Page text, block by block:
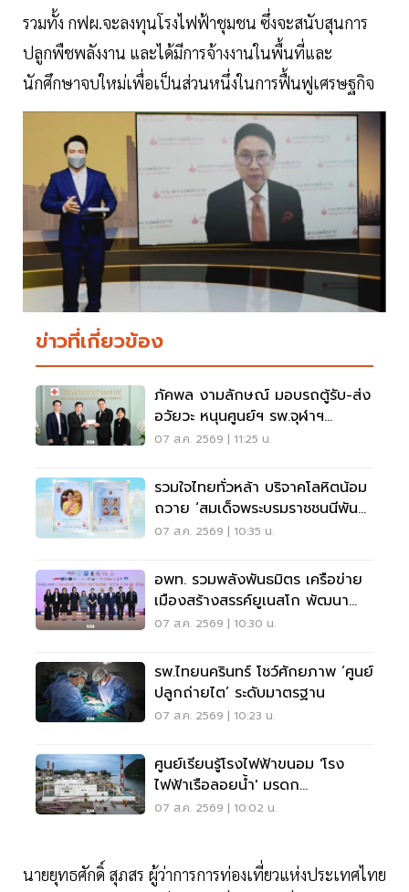
รวมทั้ง กฟผ.จะลงทุนโรงไฟฟ้าชุมชน ซึ่งจะสนับสุนการ
ปลูกพืชพลังงาน และได้มีการจ้างงานในพื้นที่และ
นักศึกษาจบใหม่เพื่อเป็นส่วนหนึ่งในการฟื้นฟูเศรษฐกิจ
ข่าวที่เกี่ยวข้อง
ภัคพล งามลักษณ์ มอบรถตู้รับ-ส่ง
อวัยวะ หนุนศูนย์ฯ รพ.จุฬาฯ
สภากาชาดไทย
07 ส.ค. 2569 | 11:25 น.
รวมใจไทยทั่วหล้า บริจาคโลหิตน้อม
ถวาย ‘สมเด็จพระบรมราชชนนีพันปี
หลวง’
07 ส.ค. 2569 | 10:35 น.
อพท. รวมพลังพันธมิตร เครือข่าย
เมืองสร้างสรรค์ยูเนสโก พัฒนา
เมืองอย่างยั่งยืน
07 ส.ค. 2569 | 10:30 น.
รพ.ไทยนครินทร์ โชว์ศักยภาพ ‘ศูนย์
ปลูกถ่ายไต’ ระดับมาตรฐาน
07 ส.ค. 2569 | 10:23 น.
ศูนย์เรียนรู้โรงไฟฟ้าขนอม 'โรง
ไฟฟ้าเรือลอยน้ำ' มรดก
อุตสาหกรรมแลนด์มาร์กชุมชน
07 ส.ค. 2569 | 10:02 น.
นายยุทธศักดิ์ สุภสร ผู้ว่าการการท่องเที่ยวแห่งประเทศไทย